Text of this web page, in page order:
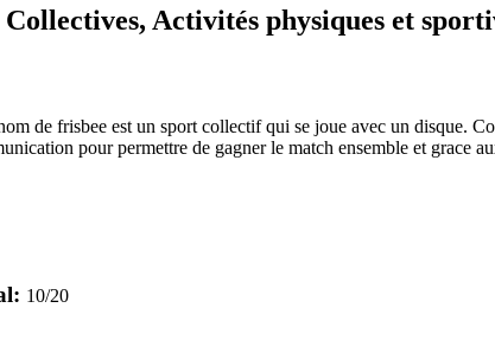
Activités physiques et
de frisbee est un sport collectif qui se joue avec un disque.
pour permettre de gagner le match ensemble et grace
10/20